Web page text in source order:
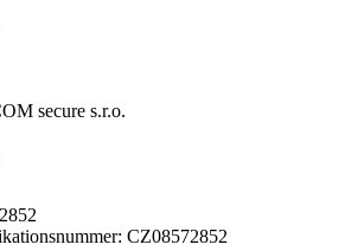
secure s.r.o.
CZ08572852